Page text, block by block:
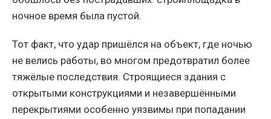
ночное время была пустой.
Тот факт, что удар пришёлся на объект, где ночью
не велись работы, во многом предотвратил более
тяжёлые последствия. Строящиеся здания с
открытыми конструкциями и незавершёнными
перекрытиями особенно уязвимы при попадании